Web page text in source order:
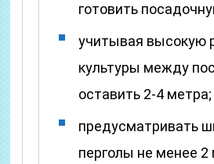
готовить
учитывая высокую
культуры между
оставить 2-4 метра;
предусматривать
перголы не менее 2